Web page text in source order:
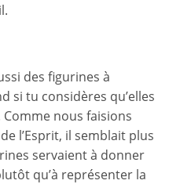
des figurines à
si tu considères qu’elles
nous faisions
l’Esprit, il semblait plus
servaient à donner
qu’à représenter la